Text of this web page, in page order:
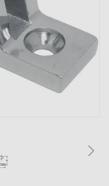
dat een
het